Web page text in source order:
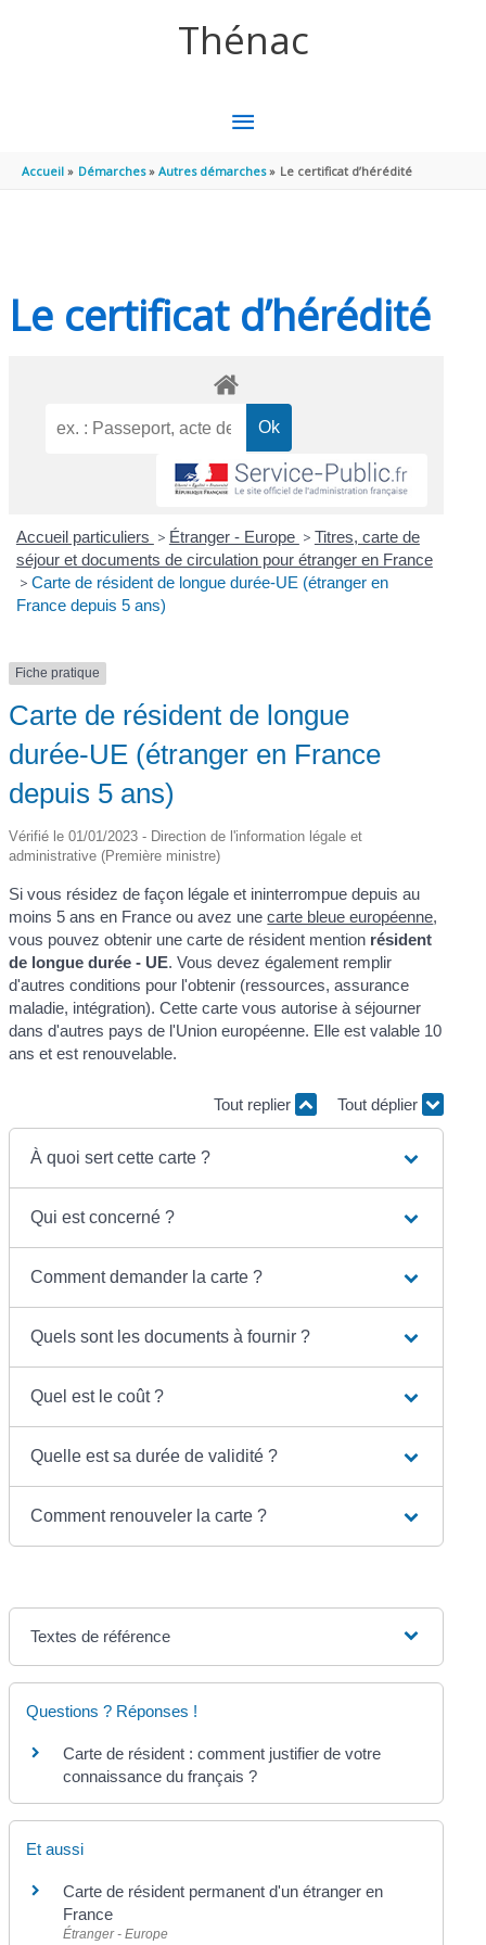
Thénac
MENU
PRINCIPAL
Accueil Démarches Autres démarches Le certificat d’hérédité
Le certificat d’hérédité
Accueil particuliers > Étranger - Europe > Titres, carte de
séjour et documents de circulation pour étranger en France
> Carte de résident de longue durée-UE (étranger en
France depuis 5 ans)
Fiche pratique
Carte de résident de longue
durée-UE (étranger en France
depuis 5 ans)
Vérifié le 01/01/2023 - Direction de l'information légale et
administrative (Première ministre)
Si vous résidez de façon légale et ininterrompue depuis au
moins 5 ans en France ou avez unecarte bleue européenne,
vous pouvez obtenir une carte de résident mention résident
de longue durée - UE. Vous devez également remplir
d'autres conditions pour l'obtenir (ressources, assurance
maladie, intégration). Cette carte vous autorise à séjourner
dans d'autres pays de l'Union européenne. Elle est valable 10
ans et est renouvelable.
Tout replier Tout déplier
À quoi sert cette carte ?
Qui est concerné ?
Comment demander la carte ?
Quels sont les documents à fournir ?
Quel est le coût ?
Quelle est sa durée de validité ?
Comment renouveler la carte ?
Textes de référence
Questions ? Réponses !
Carte de résident : comment justifier de votre
connaissance du français ?
Et aussi
Carte de résident permanent d'un étranger en
France
Étranger - Europe